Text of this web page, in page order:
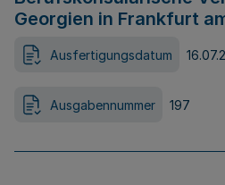
Georgien in Frankfurt
Ausfertigungsdatum
Ausgabennummer 197